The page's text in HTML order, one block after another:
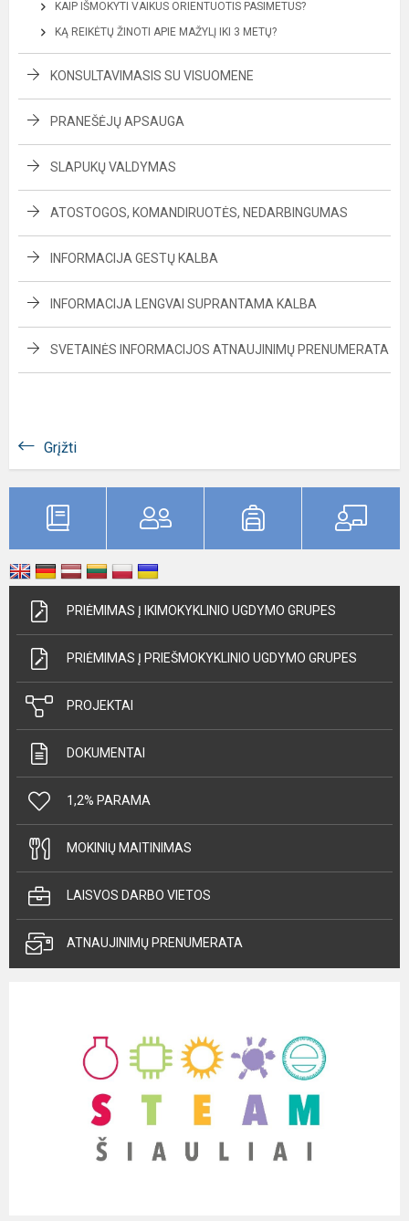
KAIP IŠMOKYTI VAIKUS ORIENTUOTIS PASIMETUS?
KĄ REIKĖTŲ ŽINOTI APIE MAŽYLĮ IKI 3 METŲ?
KONSULTAVIMASIS SU VISUOMENE
PRANEŠĖJŲ APSAUGA
SLAPUKŲ VALDYMAS
ATOSTOGOS, KOMANDIRUOTĖS, NEDARBINGUMAS
INFORMACIJA GESTŲ KALBA
INFORMACIJA LENGVAI SUPRANTAMA KALBA
SVETAINĖS INFORMACIJOS ATNAUJINIMŲ PRENUMERATA
Grįžti
PRIĖMIMAS Į IKIMOKYKLINIO UGDYMO GRUPES
PRIĖMIMAS Į PRIEŠMOKYKLINIO UGDYMO GRUPES
PROJEKTAI
DOKUMENTAI
1,2% PARAMA
MOKINIŲ MAITINIMAS
LAISVOS DARBO VIETOS
ATNAUJINIMŲ PRENUMERATA